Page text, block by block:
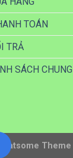
TOÁN
TRẢ
SÁCH CHUNG
Flatsome Theme